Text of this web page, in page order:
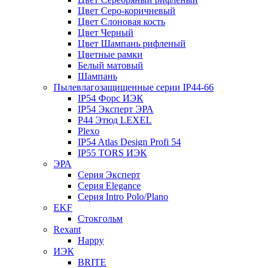
Цвет Серо-коричневый
Цвет Слоновая кость
Цвет Черный
Цвет Шампань рифленый
Цветные рамки
Белый матовый
Шампань
Пылевлагозащищенные серии IP44-66
IP54 Форс ИЭК
IP54 Эксперт ЭРА
P44 Этюд LEXEL
Plexo
IP54 Atlas Design Profi 54
IP55 TORS ИЭК
ЭРА
Серия Эксперт
Серия Elegance
Серия Intro Polo/Plano
EKF
Стокгольм
Rexant
Happy
ИЭК
BRITE